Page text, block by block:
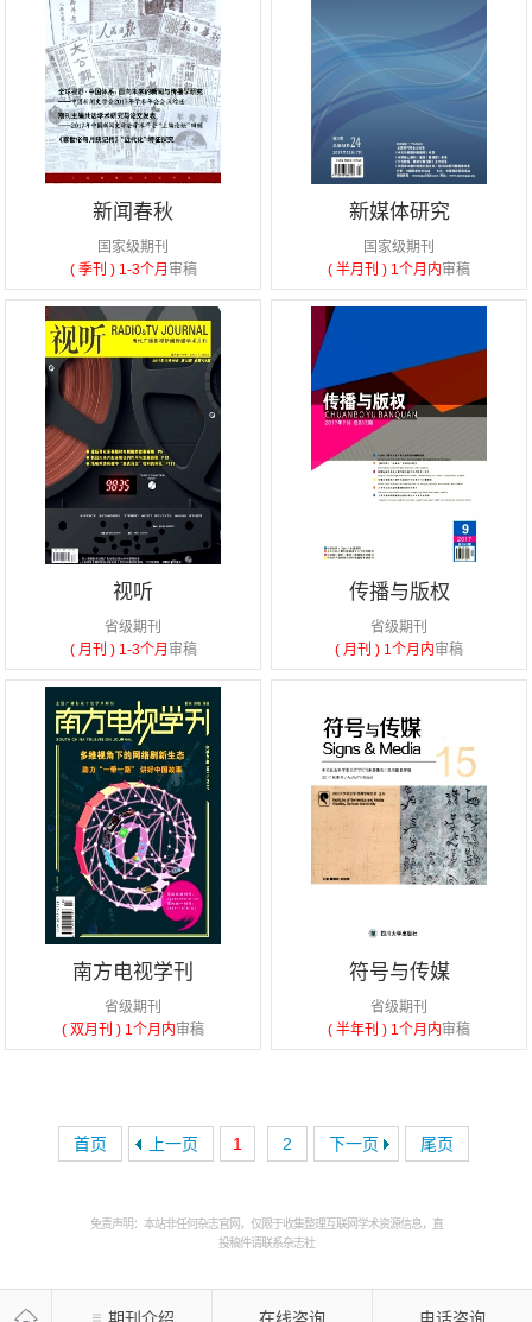
新闻春秋
国家级期刊
( 季刊 ) 1-3个月 审稿
新媒体研究
国家级期刊
( 半月刊 ) 1个月内审稿
视听
省级期刊
( 月刊 ) 1-3个月 审稿
传播与版权
省级期刊
( 月刊 ) 1个月内审稿
南方电视学刊
省级期刊
( 双月刊 ) 1个月内审稿
符号与传媒
省级期刊
( 半年刊 ) 1个月内审稿
首页 上一页 1 2 下一页 尾页
免责声明：本站非任何杂志官网，仅限于收集整理互联网学术资源信息，直
投稿件请联系杂志社